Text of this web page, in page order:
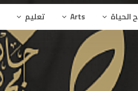
الحياة Arts تعليم